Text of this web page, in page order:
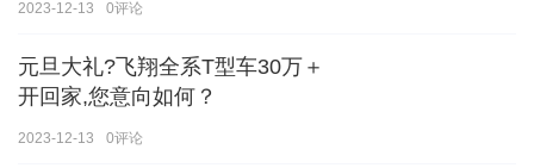
2023-12-13 0评论
元旦大礼?飞翔全系T型车30万＋
开回家,您意向如何？
2023-12-13 0评论